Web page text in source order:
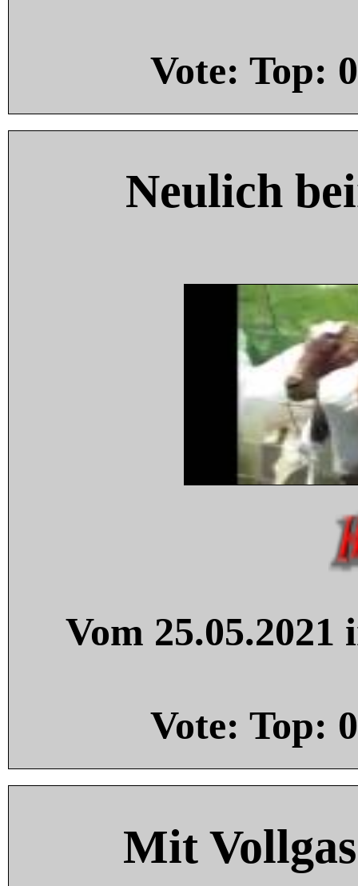
Vote: Top: 0
Neulich
Vom
Vote: Top: 0
Mit